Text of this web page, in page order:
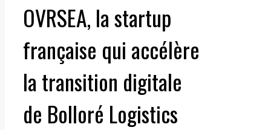
OVRSEA, la startup
française qui accélère
la transition digitale
de Bolloré Logistics